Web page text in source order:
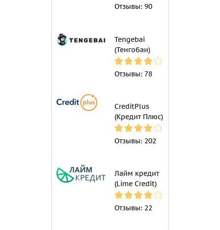
Отзывы: 90
Tengebai
(Тенгобаи)
Отзывы: 78
CreditPlus
(Кредит Плюс)
Отзывы: 202
Лайм кредит
(Lime Credit)
Отзывы: 22